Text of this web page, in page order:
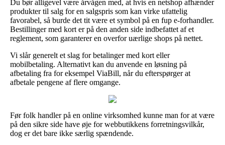
Du bør alligevel være årvågen med, at hvis en netshop afhænder
produkter til salg for en salgspris som kan virke ufattelig
favorabel, så burde det tit være et symbol på en fup e-forhandler.
Bestillinger med kort er på den anden side indbefattet af et
reglement, som garanterer en overfor uærlige shops på nettet.
Vi slår generelt et slag for betalinger med kort eller
mobilbetaling. Alternativt kan du anvende en løsning på
afbetaling fra for eksempel ViaBill, når du efterspørger at
afbetale pengene af flere omgange.
Før folk handler på en online virksomhed kunne man for at være
på den sikre side have øje for webbutikkens forretningsvilkår,
dog er det bare ikke særlig spændende.